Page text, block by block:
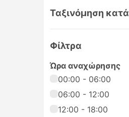
Ταξινόμηση κατά
Φίλτρα
Ώρα αναχώρησης
00:00 - 06:00
06:00 - 12:00
12:00 - 18:00